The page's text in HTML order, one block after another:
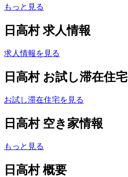
もっと見る
日高村 求人情報
求人情報を見る
日高村 お試し滞在住宅
お試し滞在住宅を見る
日高村 空き家情報
もっと見る
日高村 概要